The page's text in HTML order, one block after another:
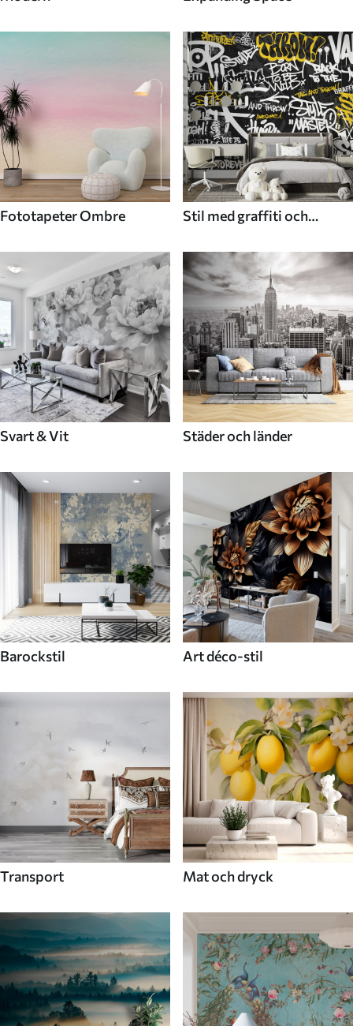
Fototapeter Ombre
Stil med graffiti och
Svart & Vit Städer och länder
Barockstil Art déco-stil
Transport Mat och dryck